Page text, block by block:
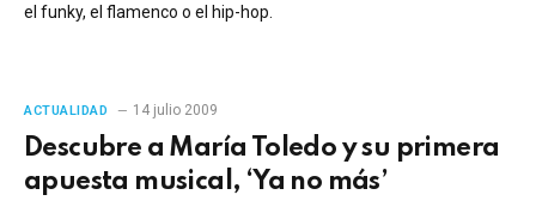
el funky, el flamenco o el hip-hop.
ACTUALIDAD 14 julio 2009
Descubre a María Toledo y su primera
apuesta musical, ‘Ya no más’